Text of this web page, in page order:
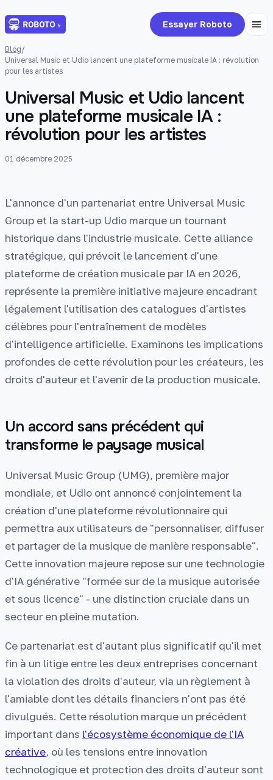
Essayer Roboto
Blog/
Universal Music et Udio lancent une plateforme musicale IA : révolution
pour les artistes
Universal Music et Udio lancent
une plateforme musicale IA :
révolution pour les artistes
01 décembre 2025
L'annonce d'un partenariat entre Universal Music
Group et la start-up Udio marque un tournant
historique dans l'industrie musicale. Cette alliance
stratégique, qui prévoit le lancement d'une
plateforme de création musicale par IA en 2026,
représente la première initiative majeure encadrant
légalement l'utilisation des catalogues d'artistes
célèbres pour l'entraînement de modèles
d'intelligence artificielle. Examinons les implications
profondes de cette révolution pour les créateurs, les
droits d'auteur et l'avenir de la production musicale.
Un accord sans précédent qui
transforme le paysage musical
Universal Music Group (UMG), première major
mondiale, et Udio ont annoncé conjointement la
création d'une plateforme révolutionnaire qui
permettra aux utilisateurs de "personnaliser, diffuser
et partager de la musique de manière responsable".
Cette innovation majeure repose sur une technologie
d'IA générative "formée sur de la musique autorisée
et sous licence" - une distinction cruciale dans un
secteur en pleine mutation.
Ce partenariat est d'autant plus significatif qu'il met
fin à un litige entre les deux entreprises concernant
la violation des droits d'auteur, via un règlement à
l'amiable dont les détails financiers n'ont pas été
divulgués. Cette résolution marque un précédent
important dans l'écosystème économique de l'IA
créative, où les tensions entre innovation
technologique et protection des droits d'auteur sont